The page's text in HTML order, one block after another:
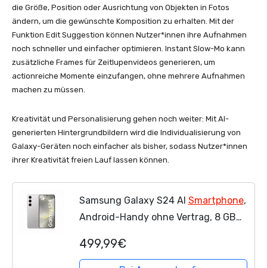
die Größe, Position oder Ausrichtung von Objekten in Fotos
ändern, um die gewünschte Komposition zu erhalten. Mit der
Funktion Edit Suggestion können Nutzer*innen ihre Aufnahmen
noch schneller und einfacher optimieren. Instant Slow-Mo kann
zusätzliche Frames für Zeitlupenvideos generieren, um
actionreiche Momente einzufangen, ohne mehrere Aufnahmen
machen zu müssen.
Kreativität und Personalisierung gehen noch weiter: Mit AI-
generierten Hintergrundbildern wird die Individualisierung von
Galaxy-Geräten noch einfacher als bisher, sodass Nutzer*innen
ihrer Kreativität freien Lauf lassen können.
Samsung Galaxy S24 AI Smartphone,
Android-Handy ohne Vertrag, 8 GB
Kamera, Lange Akkulaufzeit, Marble
499,99€